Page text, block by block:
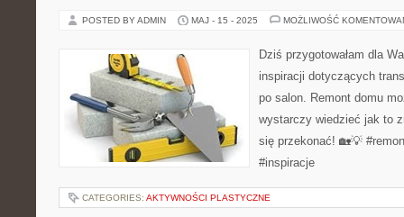
POSTED BY ADMIN MAJ - 15 - 2025 MOŻLIWOŚĆ
Dziś przygotowałam dla
inspiracji dotyczących
po salon. Remont domu
wystarczy wiedzieć jak to
się przekonać! 🏡💡
#inspiracje
CATEGORIES: AKTYWNOŚCI PLASTYCZNE